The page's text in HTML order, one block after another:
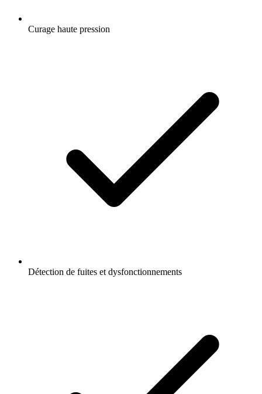
Curage haute pression
Détection de fuites et dysfonctionnements